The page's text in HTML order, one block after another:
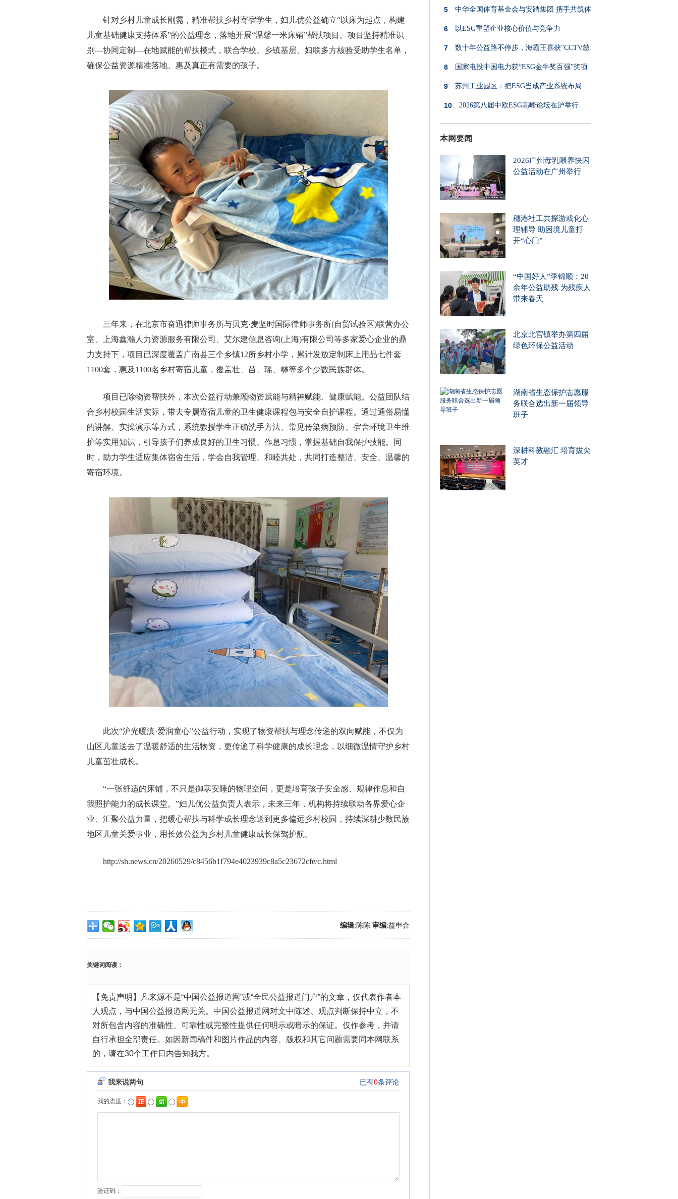
针对乡村儿童成长刚需，精准帮扶乡村寄宿学生，妇儿优公益确立“以床为起点，构建
儿童基础健康支持体系”的公益理念，落地开展“温馨一米床铺”帮扶项目。项目坚持精准识
别—协同定制—在地赋能的帮扶模式，联合学校、乡镇基层、妇联多方核验受助学生名单，
确保公益资源精准落地、惠及真正有需要的孩子。
三年来，在北京市奋迅律师事务所与贝克·麦坚时国际律师事务所(自贸试验区)联营办公
室、上海鑫瀚人力资源服务有限公司、艾尔建信息咨询(上海)有限公司等多家爱心企业的鼎
力支持下，项目已深度覆盖广南县三个乡镇12所乡村小学，累计发放定制床上用品七件套
1100套，惠及1100名乡村寄宿儿童，覆盖壮、苗、瑶、彝等多个少数民族群体。
项目已除物资帮扶外，本次公益行动兼顾物资赋能与精神赋能、健康赋能。公益团队结
合乡村校园生活实际，带去专属寄宿儿童的卫生健康课程包与安全自护课程。通过通俗易懂
的讲解、实操演示等方式，系统教授学生正确洗手方法、常见传染病预防、宿舍环境卫生维
护等实用知识，引导孩子们养成良好的卫生习惯、作息习惯，掌握基础自我保护技能。同
时，助力学生适应集体宿舍生活，学会自我管理、和睦共处，共同打造整洁、安全、温馨的
寄宿环境。
此次“沪光暖滇·爱润童心”公益行动，实现了物资帮扶与理念传递的双向赋能，不仅为
山区儿童送去了温暖舒适的生活物资，更传递了科学健康的成长理念，以细微温情守护乡村
儿童茁壮成长。
“一张舒适的床铺，不只是御寒安睡的物理空间，更是培育孩子安全感、规律作息和自
我照护能力的成长课堂。”妇儿优公益负责人表示，未来三年，机构将持续联动各界爱心企
业、汇聚公益力量，把暖心帮扶与科学成长理念送到更多偏远乡村校园，持续深耕少数民族
地区儿童关爱事业，用长效公益为乡村儿童健康成长保驾护航。
http://sh.news.cn/20260529/c8456b1f794e4023939c8a5c23672cfe/c.html
编辑:陈陈 审编:益申合
关键词阅读：
【免责声明】凡来源不是“中国公益报道网”或“全民公益报道门户”的文章，仅代表作者本
人观点，与中国公益报道网无关。中国公益报道网对文中陈述、观点判断保持中立，不
对所包含内容的准确性、可靠性或完整性提供任何明示或暗示的保证。仅作参考，并请
自行承担全部责任。如因新闻稿件和图片作品的内容、版权和其它问题需要同本网联系
的，请在30个工作日内告知我方。
5 中华全国体育基金会与安踏集团 携手共筑体
6 以ESG重塑企业核心价值与竞争力
7 数十年公益路不停步，海霸王喜获“CCTV慈
善
8 国家电投中国电力获“ESG金牛奖百强”奖项
9 苏州工业园区：把ESG当成产业系统布局
10 2026第八届中欧ESG高峰论坛在沪举行
本网要闻
2026广州母乳喂养快闪
公益活动在广州举行
穗港社工共探游戏化心
理辅导 助困境儿童打
开“心门”
“中国好人”李锦顺：20
余年公益助残 为残疾人
带来春天
北京北宫镇举办第四届
绿色环保公益活动
湖南省生态保护志愿服
务联合选出新一届领导
班子
深耕科教融汇 培育拔尖
英才